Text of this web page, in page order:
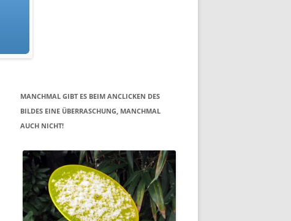
MANCHMAL GIBT ES BEIM ANCLICKEN DES
BILDES EINE ÜBERRASCHUNG, MANCHMAL
AUCH NICHT!